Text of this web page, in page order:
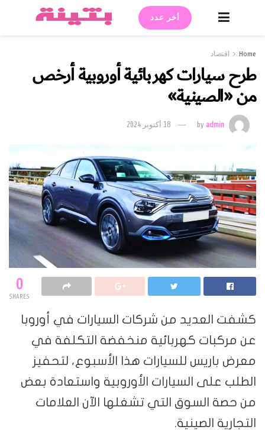
أخر عدد
Home اقتصاد
طرح سيارات كهربائية أوروبية أرخص
من «الصينية»
byadmin 18 أكتوبر 2024
0
SHARES
كشفت العديد من شركات السيارات في أوروبا
عن مركبات كهربائية منخفضة التكلفة في
معرض باريس للسيارات هذا الأسبوع، لتحفيز
الطلب على السيارات الأوروبية واستعادة بعض
من حصة السوق التي تشغلها الآن العلامات
التجارية الصينية.